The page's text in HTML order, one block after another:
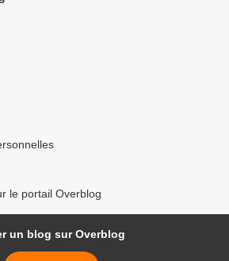
le portail Overblog
un blog sur Overblog